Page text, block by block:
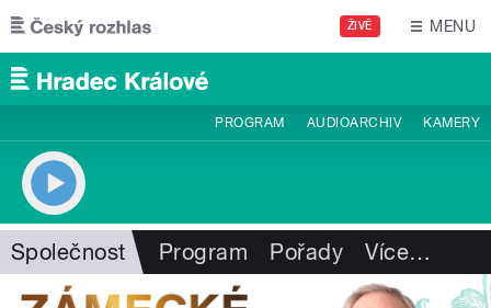
Přejít k hlavnímu obsahu
ŽIVĚ MENU
PROGRAM AUDIOARCHIV KAMERY
Společnost Program Pořady Více…